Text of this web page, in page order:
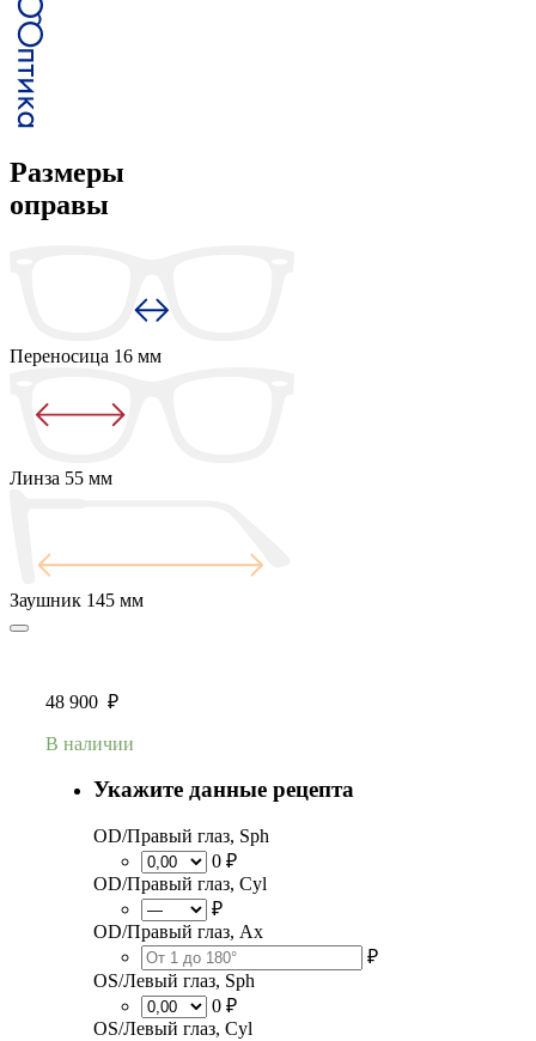
Размеры
оправы
Переносица 16 мм
Линза 55 мм
Заушник 145 мм
48 900 ₽
В наличии
Укажите данные рецепта
OD/Правый глаз, Sph
0 ₽
OD/Правый глаз, Cyl
₽
OD/Правый глаз, Ax
₽
OS/Левый глаз, Sph
0 ₽
OS/Левый глаз, Cyl